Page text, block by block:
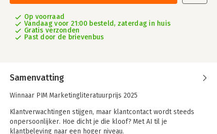
Op voorraad
Vandaag voor 21:00 besteld, zaterdag in huis
Gratis verzonden
Past door de brievenbus
Samenvatting
Winnaar PIM Marketingliteratuurprijs 2025
Klantverwachtingen stijgen, maar klantcontact wordt steeds
onpersoonlijker. Hoe dicht je die kloof? Met AI til je
klantbeleving naar een hoger niveau.